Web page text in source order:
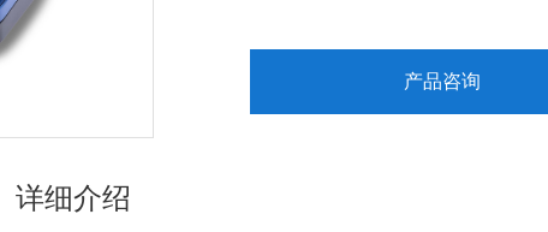
产品咨询
详细介绍